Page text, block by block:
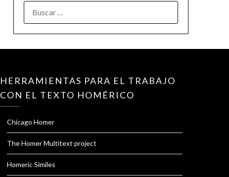
HERRAMIENTAS PARA EL TRABAJO
CON EL TEXTO HOMÉRICO
Chicago Homer
The Homer Multitext project
Homeric Similes